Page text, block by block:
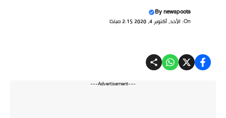
Bynewspoots
On: الأحد, أكتوبر 4, 2020 2:15 صباحًا
---Advertisement---